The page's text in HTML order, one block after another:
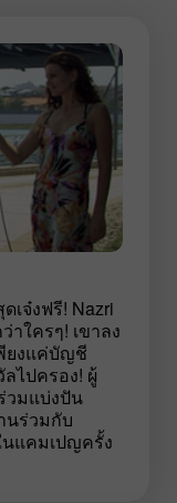
เจ๋งฟรี! Nazri
าใครๆ! เขาลง
ยงแค่บัญชี
ไปครอง! ผู้
วมแบ่งปัน
นร่วมกับ
นแคมเปญครั้ง